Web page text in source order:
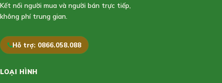
Kết nối người mua và người bán trực tiếp,
không phí trung gian.
Hỗ trợ: 0866.058.088
LOẠI HÌNH